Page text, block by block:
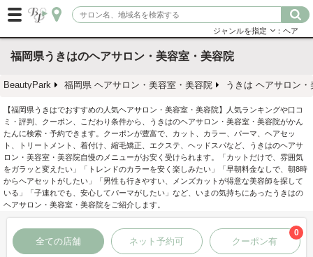
ジャンルを指定 ：ヘア
福岡県うきはのヘアサロン・美容室・美容院
BeautyPark 福岡県 ヘアサロン・美容室・美容院 うきは ヘアサロン
【福岡県うきはでおすすめの人気ヘアサロン・美容室・美容院】人気ランキングや口コ
ミ・評判、クーポン、こだわり条件から、うきはのヘアサロン・美容室・美容院がかん
たんに検索・予約できます。クーポンが豊富で、カット、カラー、パーマ、ヘアセッ
ト、トリートメント、着付け、縮毛矯正、エクステ、ヘッドスパなど、うきはのヘアサ
ロン・美容室・美容院自慢のメニューがお安く受けられます。「カットだけで、雰囲気
をガラッと変えたい」「トレンドのカラーを安く楽しみたい」「早朝料金なしで、朝8時
からヘアセットがしたい」「男性も行きやすい、メンズカットが得意な美容師を探して
いる」「子連れでも、安心してパーマがしたい」など、いまの気持ちにあったうきはの
ヘアサロン・美容室・美容院をご紹介します。
全ての店舗 ネット予約可 クーポン有
0